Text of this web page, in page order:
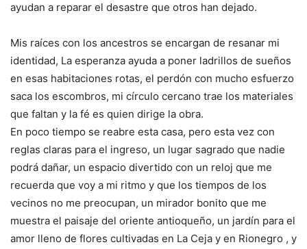
ayudan a reparar el desastre que otros han dejado.
Mis raíces con los ancestros se encargan de resanar mi
identidad, La esperanza ayuda a poner ladrillos de sueños
en esas habitaciones rotas, el perdón con mucho esfuerzo
saca los escombros, mi círculo cercano trae los materiales
que faltan y la fé es quien dirige la obra.
En poco tiempo se reabre esta casa, pero esta vez con
reglas claras para el ingreso, un lugar sagrado que nadie
podrá dañar, un espacio divertido con un reloj que me
recuerda que voy a mi ritmo y que los tiempos de los
vecinos no me preocupan, un mirador bonito que me
muestra el paisaje del oriente antioqueño, un jardín para el
amor lleno de flores cultivadas en La Ceja y en Rionegro , y